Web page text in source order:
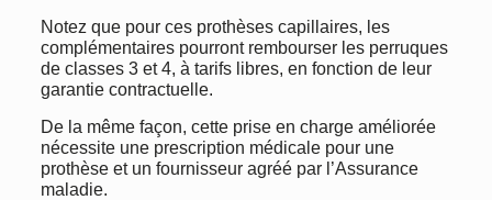
Notez que pour ces prothèses capillaires, les
complémentaires pourront rembourser les perruques
de classes 3 et 4, à tarifs libres, en fonction de leur
garantie contractuelle.
De la même façon, cette prise en charge améliorée
nécessite une prescription médicale pour une
prothèse et un fournisseur agréé par l’Assurance
maladie.